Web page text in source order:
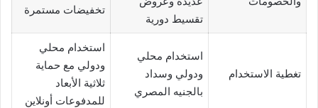
تقسيط دورية
تخفيضات مستمرة
تغطية الاستخدام
استخدام محلي
ودولي وسداد
بالجنيه المصري
استخدام محلي
ودولي مع حماية
ثلاثية الأبعاد
للمدفوعات أونلاين